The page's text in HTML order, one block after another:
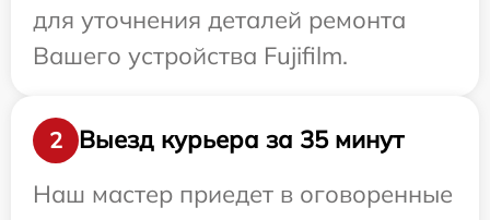
для уточнения деталей ремонта
Вашего устройства Fujifilm.
2
Выезд курьера за 35 минут
Наш мастер приедет в оговоренные